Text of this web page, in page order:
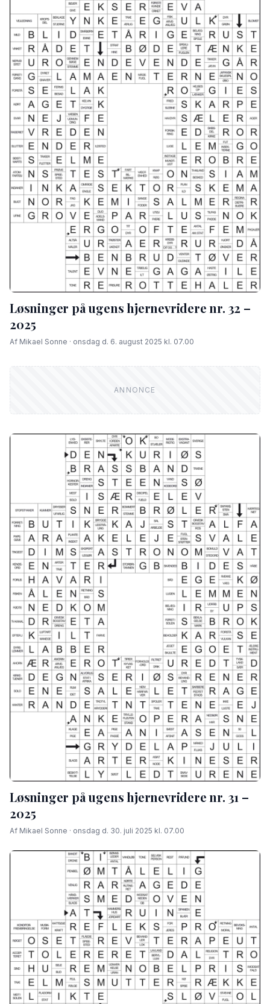
Løsninger på ugens hjernevridere nr. 32 –
2025
Af Mikael Sonne · onsdag d. 6. august 2025 kl. 07.00
Løsninger på ugens hjernevridere nr. 31 –
2025
Af Mikael Sonne · onsdag d. 30. juli 2025 kl. 07.00